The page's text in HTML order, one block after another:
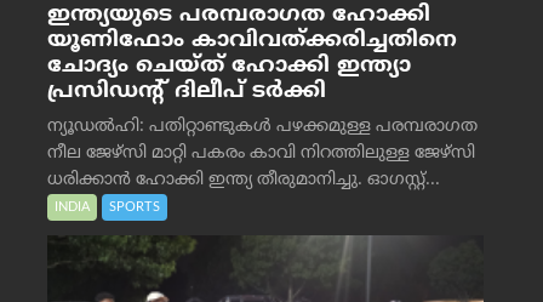
ഇന്ത്യയുടെ പരമ്പരാഗത ഹോക്കി
യൂണിഫോം കാവിവത്ക്കരിച്ചതിനെ
ചോദ്യം ചെയ്ത് ഹോക്കി ഇന്ത്യാ
പ്രസിഡന്റ് ദിലീപ് ടര്‍ക്കി
ന്യൂഡൽഹി: പതിറ്റാണ്ടുകൾ പഴക്കമുള്ള പരമ്പരാഗത
നീല ജേഴ്‌സി മാറ്റി പകരം കാവി നിറത്തിലുള്ള ജേഴ്‌സി
ധരിക്കാൻ ഹോക്കി ഇന്ത്യ തീരുമാനിച്ചു. ഓഗസ്റ്റ്...
INDIA SPORTS